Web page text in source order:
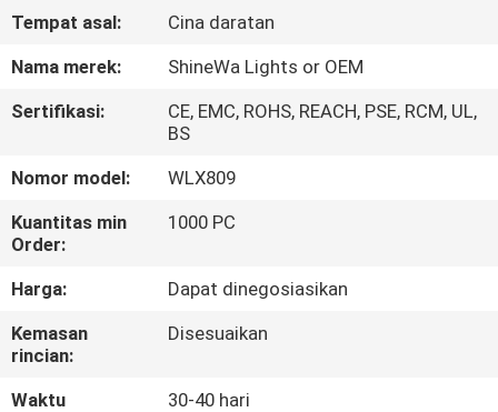
TENTANG
TUR
KONTROL
KUALITAS
Tempat asal:
Cina daratan
Nama merek:
ShineWa Lights or OEM
Sertifikasi:
CE, EMC, ROHS, REACH, PSE, RCM, UL,
BS
Nomor model:
WLX809
Kuantitas min
Order:
1000 PC
Harga:
Dapat dinegosiasikan
Kemasan
rincian:
Disesuaikan
Waktu
30-40 hari